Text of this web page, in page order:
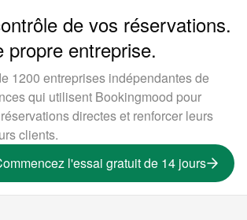
de vos réservations.
propre entreprise.
1200 entreprises indépendantes de
qui utilisent Bookingmood pour
directes et renforcer leurs
clients.
l'essai gratuit de 14 jours